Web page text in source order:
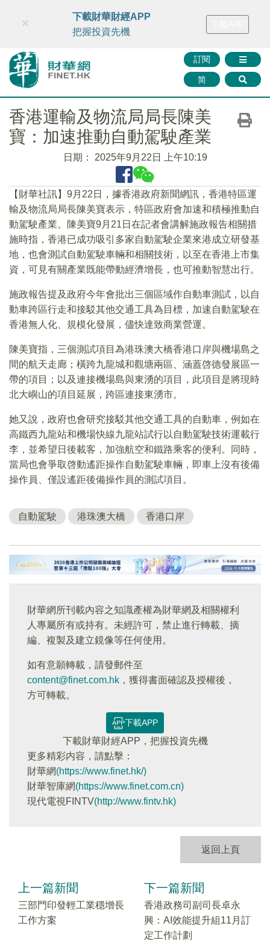
財華智庫網 FINTV FINMETA 財華證券 媒體矩陣
訂閱
简
×
下載財華財經APP
把握投資先機
香港運輸及物流局局長陳美
寶：加速推動自動駕駛產業
日期： 2025年9月22日 上午10:19
【財華社訊】9月22日，據香港政府新聞網訊，香港特區運
輸及物流局局長陳美寶表示，特區政府會加速和積極推動自
動駕駛產業。陳美寶9月21日在記者會講解施政報告相關措
施時指，香港已成功吸引多家自動駕駛企業來港成立研發基
地，也會測試自動駕駛車輛和相關技術，以至在香港上市集
資，可見有關產業既能帶動經濟增長，也可推動智慧出行。
施政報告提及政府今年會批出三個區域作自動車測試，以自
動車跨區行走和接駁其他交通工具為目標，加速自動駕駛在
香港無人化、規模化發展，儘快達致商業營運。
陳美寶指，三個測試項目為港珠澳大橋香港口岸與機場島之
間的航天走廊；橫跨九龍城和觀塘兩區、涵蓋啓德發展區一
帶的項目；以及連接機場島與東湧的項目，此項目是將現時
北大嶼山的項目延展，跨區連接東湧市。
她又說，政府也會研究接駁其他交通工具的自動車，例如在
高鐵西九龍站和機場快線九龍站試行以自動駕駛技術運載行
李，並希望日後載客，加強航空和鐵路乘客的便利。同時，
當局也會爭取啓動遙距操作自動駕駛車輛，即車上沒有後備
操作員、僅設遙距後備操作員的測試項目。
自動駕駛 港珠澳大橋 香港口岸
財華網所刊載內容之知識產權為財華網及相關權利
人專屬所有或持有。未經許可，禁止進行轉載、摘
編、複製及建立鏡像等任何使用。
如有意願轉載，請發郵件至
content@finet.com.hk ，獲得書面確認及授權後，
方可轉載。
下載APP
下載財華財經APP，把握投資先機
更多精彩内容，請點擊：
財華網(https://www.finet.hk/)
財華智庫網(https://www.finet.com.cn)
現代電視FINTV(http://www.fintv.hk)
返回上頁
上一篇新聞
三部門印發輕工業穩增長
工作方案
下一篇新聞
香港政務司副司長卓永
興：AI效能提升組11月訂
定工作計劃